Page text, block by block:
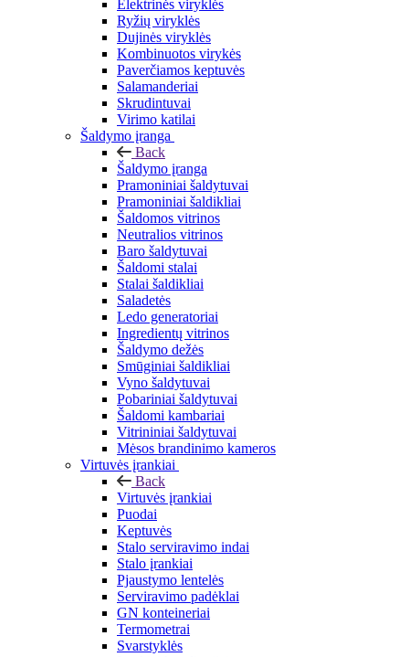
Elektrinės viryklės
Ryžių viryklės
Dujinės viryklės
Kombinuotos virykės
Paverčiamos keptuvės
Salamanderiai
Skrudintuvai
Virimo katilai
Šaldymo įranga
Back
Šaldymo įranga
Pramoniniai šaldytuvai
Pramoniniai šaldikliai
Šaldomos vitrinos
Neutralios vitrinos
Baro šaldytuvai
Šaldomi stalai
Stalai šaldikliai
Saladetės
Ledo generatoriai
Ingredientų vitrinos
Šaldymo dežės
Smūginiai šaldikliai
Vyno šaldytuvai
Pobariniai šaldytuvai
Šaldomi kambariai
Vitrininiai šaldytuvai
Mėsos brandinimo kameros
Virtuvės įrankiai
Back
Virtuvės įrankiai
Puodai
Keptuvės
Stalo serviravimo indai
Stalo įrankiai
Pjaustymo lentelės
Serviravimo padėklai
GN konteineriai
Termometrai
Svarstyklės